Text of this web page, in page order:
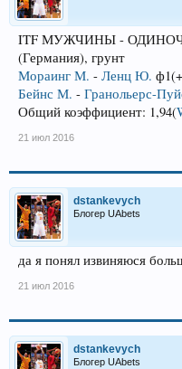
ITF МУЖЧИНЫ -
(Германия), грунт
Мораинг М. - Ленц Ю.
Бейнс М. - Гранольерс-
Общий коэффициент: 1,94(
21 июл 2016
dstankevych
Блогер UAbets
да я понял извиняюся
21 июл 2016
dstankevych
Блогер UAbets